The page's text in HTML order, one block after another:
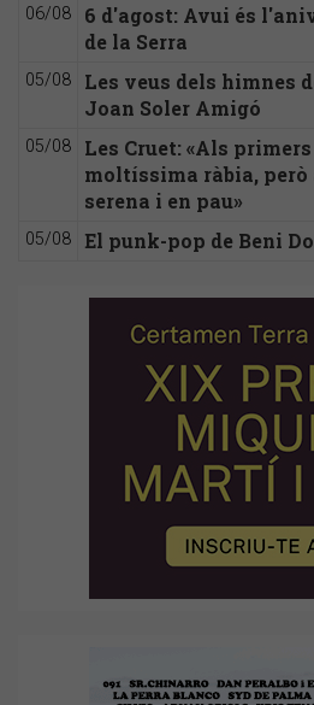
06/08
6 d'agost: Avui és
de la Serra
05/08
Les veus dels himnes
Joan Soler Amigó
05/08
Les Cruet: «Als
moltíssima ràbia, però
serena i en pau»
05/08 El punk-pop de Beni